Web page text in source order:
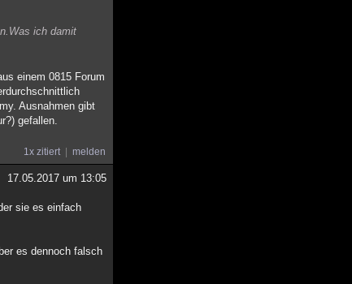
ich damit
einem 0815 Forum
Ausnahmen gibt
gefallen.
1x zitiert melden
17.05.2017 um 13:05
sie es einfach
es dennoch falsch